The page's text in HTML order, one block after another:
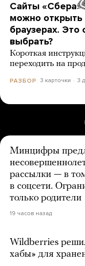
Сайты «Сбера»
можно открыть
браузерах. Это
выбрать?
Короткая
переходить на
РАЗБОР 3 карточки 3
Минцифры
рассылки — в
в соцсети.
только родители
19 часов назад
Wildberries
хабы» для